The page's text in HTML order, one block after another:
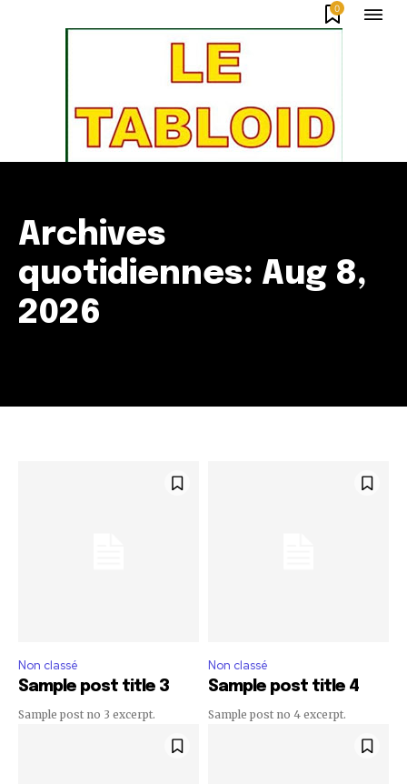
0
Archives
quotidiennes: Aug 8,
2026
Non classé
Sample post title 3
Sample post no 3 excerpt.
Non classé
Sample post title 4
Sample post no 4 excerpt.